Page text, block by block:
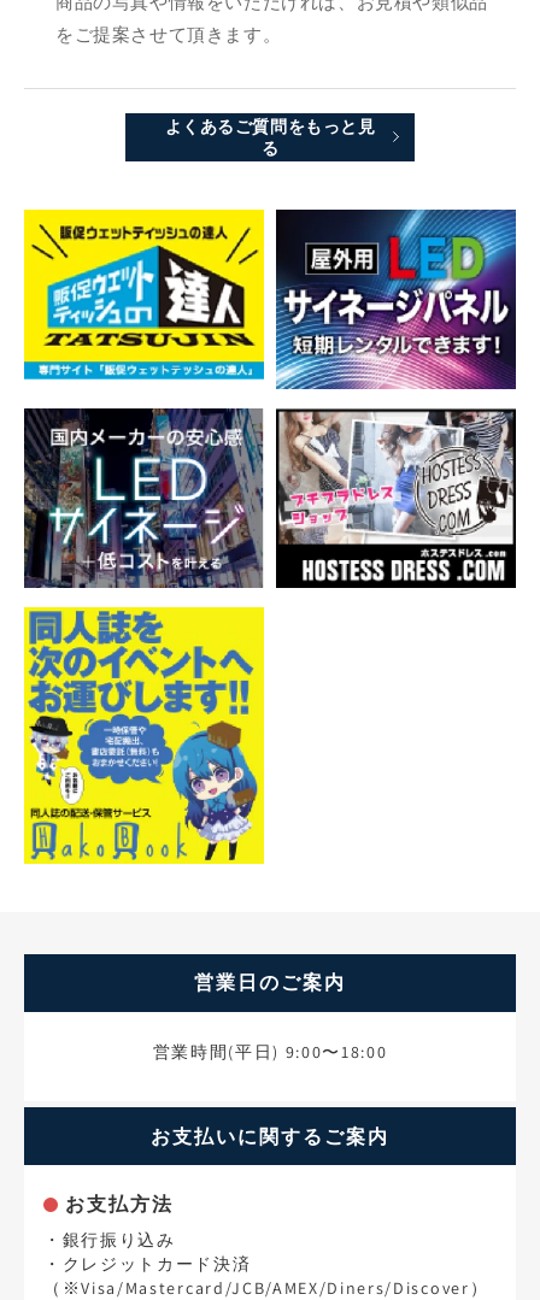
をご提案させて頂きます。
よくあるご質問をもっと見
る
営業日のご案内
営業時間(平日) 9:00〜18:00
お支払いに関するご案内
お支払方法
・銀行振り込み
・クレジットカード決済
（※Visa/Mastercard/JCB/AMEX/Diners/Discover）